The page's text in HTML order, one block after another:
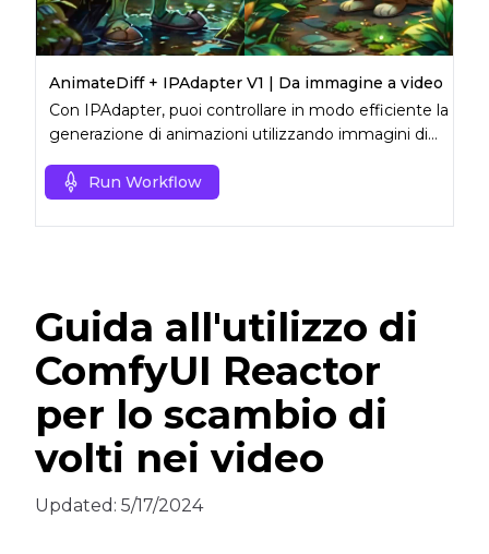
AnimateDiff + IPAdapter V1 | Da immagine a video
Con IPAdapter, puoi controllare in modo efficiente la
generazione di animazioni utilizzando immagini di
Run Workflow
Guida all'utilizzo di
ComfyUI Reactor
per lo scambio di
volti nei video
Updated: 5/17/2024